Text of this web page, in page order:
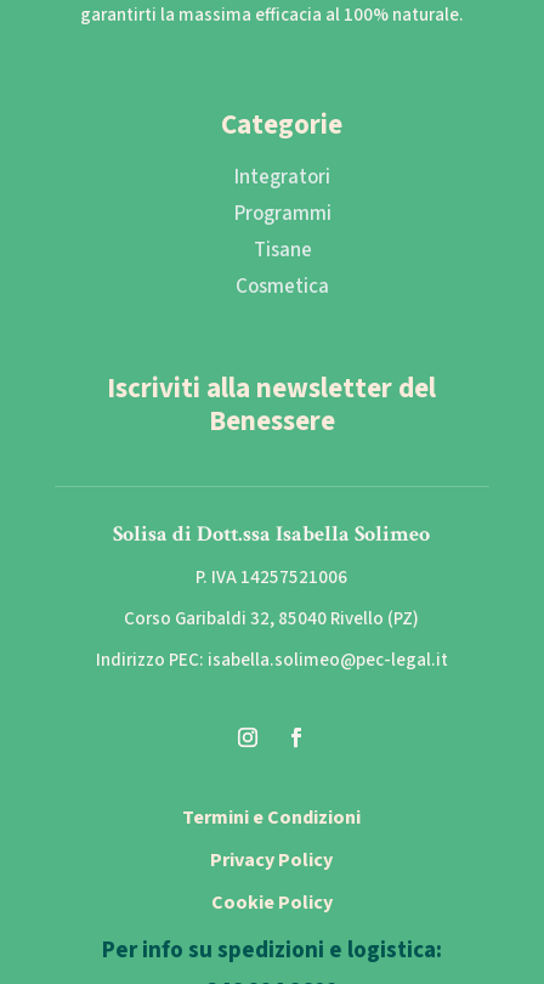
garantirti la massima efficacia al 100% naturale.
Categorie
Integratori
Programmi
Tisane
Cosmetica
Iscriviti alla newsletter del
Benessere
Solisa di Dott.ssa Isabella Solimeo
P. IVA 14257521006
Corso Garibaldi 32, 85040 Rivello (PZ)
Indirizzo PEC: isabella.solimeo@pec-legal.it
Termini e Condizioni
Privacy Policy
Cookie Policy
Per info su spedizioni e logistica: